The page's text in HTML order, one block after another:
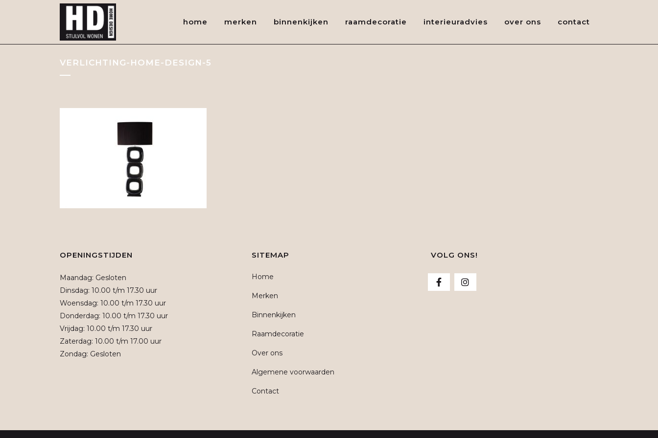
home merken binnenkijken raamdecoratie interieuradvies over ons contact
VERLICHTING-HOME-DESIGN-5
OPENINGSTIJDEN
Maandag: Gesloten
Dinsdag: 10.00 t/m 17.30 uur
Woensdag: 10.00 t/m 17.30 uur
Donderdag: 10.00 t/m 17.30 uur
Vrijdag: 10.00 t/m 17.30 uur
Zaterdag: 10.00 t/m 17.00 uur
Zondag: Gesloten
SITEMAP
Home
Merken
Binnenkijken
Raamdecoratie
Over ons
Algemene voorwaarden
Contact
VOLG ONS!